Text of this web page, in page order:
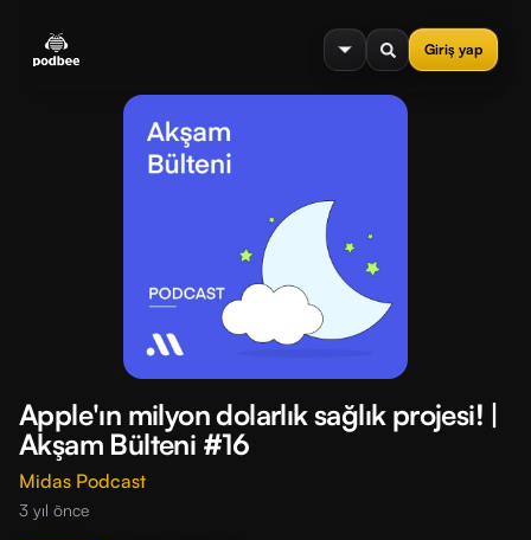
Giriş yap
menu
Apple'ın milyon dolarlık sağlık projesi! |
Akşam Bülteni #16
Midas Podcast
3 yıl önce